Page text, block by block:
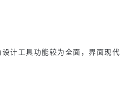
计工具功能较为全面，界面现代